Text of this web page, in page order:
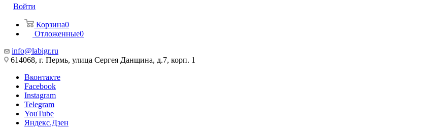
Войти
Корзина0
Отложенные0
info@labigr.ru
614068, г. Пермь, улица Сергея Данщина, д.7, корп. 1
Вконтакте
Facebook
Instagram
Telegram
YouTube
Яндекс.Дзен